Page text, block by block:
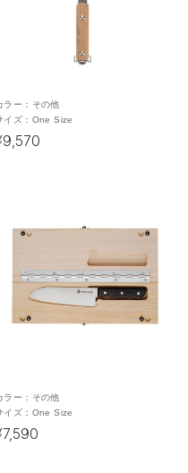
ラー： その他
イズ： One Size
ラー： その他
イズ： One Size